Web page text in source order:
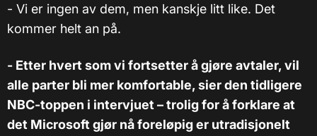
- Vi er ingen av dem, men kanskje litt like. Det
kommer helt an på.
- Etter hvert som vi fortsetter å gjøre avtaler, vil
alle parter bli mer komfortable, sier den tidligere
NBC-toppen i intervjuet – trolig for å forklare at
det Microsoft gjør nå foreløpig er utradisjonelt